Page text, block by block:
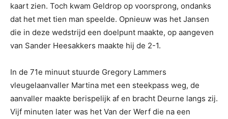
kaart zien. Toch kwam Geldrop op voorsprong, ondanks
dat het met tien man speelde. Opnieuw was het Jansen
die in deze wedstrijd een doelpunt maakte, op aangeven
van Sander Heesakkers maakte hij de 2-1.
In de 71e minuut stuurde Gregory Lammers
vleugelaanvaller Martina met een steekpass weg, de
aanvaller maakte berispelijk af en bracht Deurne langs zij.
Vijf minuten later was het Van der Werf die na een